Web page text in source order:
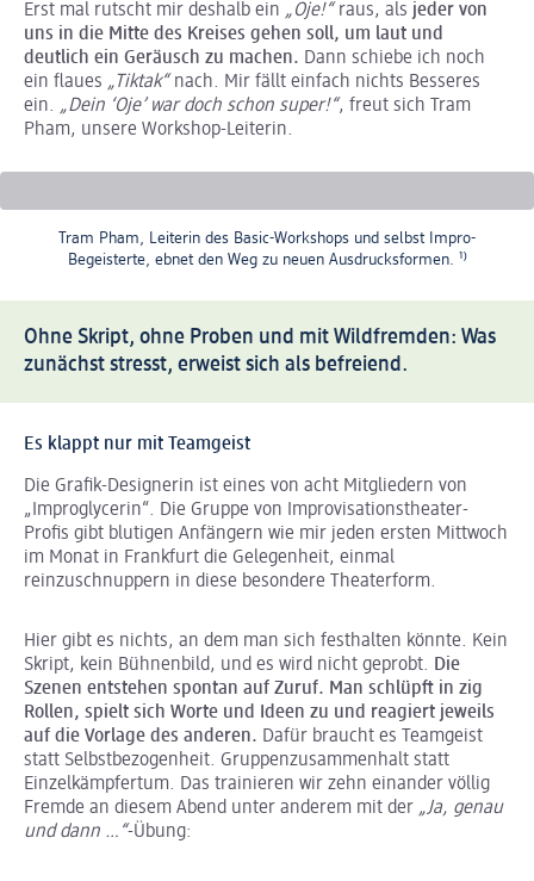
Erst mal rutscht mir deshalb ein „Oje!“ raus, als jeder von
uns in die Mitte des Kreises gehen soll, um laut und
deutlich ein Geräusch zu machen. Dann schiebe ich noch
ein flaues „Tiktak“ nach. Mir fällt einfach nichts Besseres
ein. „Dein ‘Oje’ war doch schon super!“, freut sich Tram
Pham, unsere Workshop-Leiterin.
Tram Pham, Leiterin des Basic-Workshops und selbst Impro-
Begeisterte, ebnet den Weg zu neuen Ausdrucksformen. ¹⁾
Ohne Skript, ohne Proben und mit Wildfremden: Was
zunächst stresst, erweist sich als befreiend.
Es klappt nur mit Teamgeist
Die Grafik-Designerin ist eines von acht Mitgliedern von
„Improglycerin“. Die Gruppe von Improvisationstheater-
Profis gibt blutigen Anfängern wie mir jeden ersten Mittwoch
im Monat in Frankfurt die Gelegenheit, einmal
reinzuschnuppern in diese besondere Theaterform.
Hier gibt es nichts, an dem man sich festhalten könnte. Kein
Skript, kein Bühnenbild, und es wird nicht geprobt. Die
Szenen entstehen spontan auf Zuruf. Man schlüpft in zig
Rollen, spielt sich Worte und Ideen zu und reagiert jeweils
auf die Vorlage des anderen. Dafür braucht es Teamgeist
statt Selbstbezogenheit. Gruppenzusammenhalt statt
Einzelkämpfertum. Das trainieren wir zehn einander völlig
Fremde an diesem Abend unter anderem mit der „Ja, genau
und dann …“-Übung: